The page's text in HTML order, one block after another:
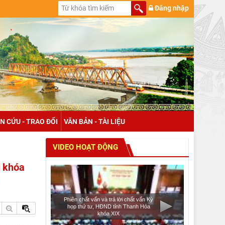
Đăng nhập
CỨU - TRAO ĐỔI VĂN BẢN - TÀI LIỆU
VIDEO HOẠT ĐỘNG
Phiên chất vấn và trả lời chất vấn Kỳ
họp thứ tư, HĐND tỉnh Thanh Hóa
khóa XIX